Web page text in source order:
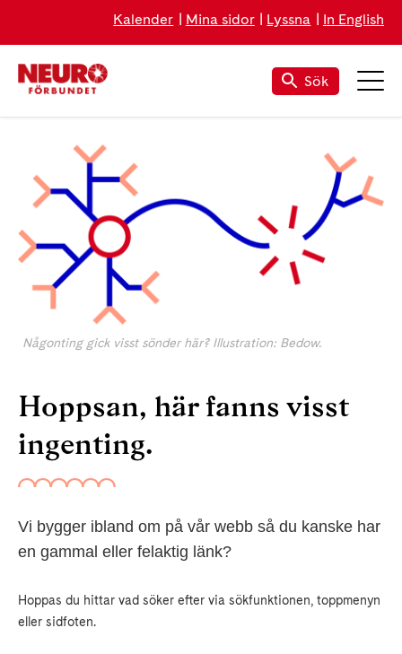
Kalender Mina sidor Lyssna In English
Sök
Någonting gick visst sönder här? Illustration: Bedow.
Hoppsan, här fanns visst
ingenting.
Vi bygger ibland om på vår webb så du kanske har
en gammal eller felaktig länk?
Hoppas du hittar vad söker efter via sökfunktionen, toppmenyn
eller sidfoten.